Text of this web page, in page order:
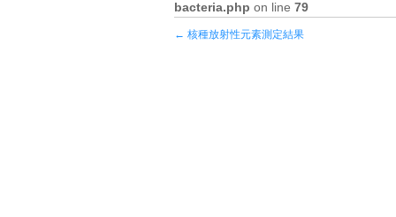
bacteria.php on line 79
← 核種放射性元素測定結果